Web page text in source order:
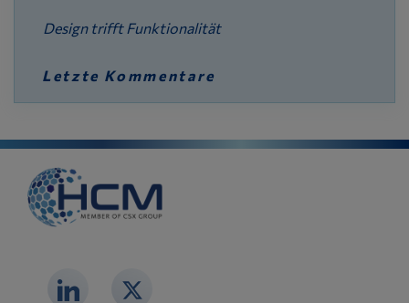
Design trifft Funktionalität
Letzte Kommentare